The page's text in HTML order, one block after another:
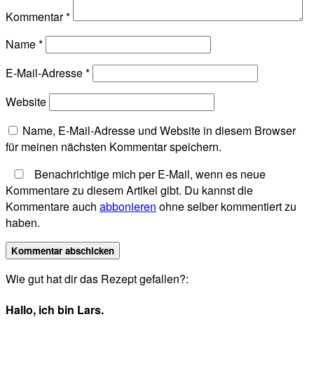
Kommentar*
Name*
E-Mail-Adresse*
Website
Name, E-Mail-Adresse und Website in diesem Browser
für meinen nächsten Kommentar speichern.
Benachrichtige mich per E-Mail, wenn es neue
Kommentare zu diesem Artikel gibt. Du kannst die
Kommentare auch abbonieren ohne selber kommentiert zu
haben.
Wie gut hat dir das Rezept gefallen?:
Hallo, ich bin Lars.